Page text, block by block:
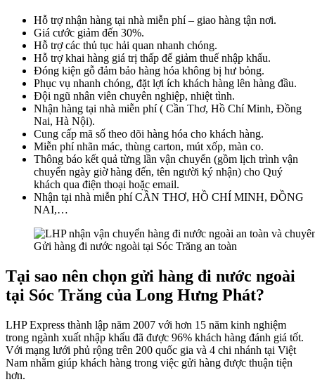
Hỗ trợ nhận hàng tại nhà miễn phí – giao hàng tận nơi.
Giá cước giảm đến 30%.
Hỗ trợ các thủ tục hải quan nhanh chóng.
Hỗ trợ khai hàng giá trị thấp để giảm thuế nhập khẩu.
Đóng kiện gỗ đảm bảo hàng hóa không bị hư bỏng.
Phục vụ nhanh chóng, đặt lợi ích khách hàng lên hàng đầu.
Đội ngũ nhân viên chuyên nghiệp, nhiệt tình.
Nhận hàng tại nhà miễn phí ( Cần Thơ, Hồ Chí Minh, Đồng
Nai, Hà Nội).
Cung cấp mã số theo dõi hàng hóa cho khách hàng.
Miễn phí nhãn mác, thùng carton, mút xốp, màn co.
Thông báo kết quả từng lần vận chuyển (gồm lịch trình vận
chuyển ngày giờ hàng đến, tên người ký nhận) cho Quý
khách qua điện thoại hoặc email.
Nhận tại nhà miễn phí CẦN THƠ, HỒ CHÍ MINH, ĐỒNG
NAI,…
Gửi hàng đi nước ngoài tại Sóc Trăng an toàn
Tại sao nên chọn gửi hàng đi nước ngoài
tại Sóc Trăng của Long Hưng Phát?
LHP Express thành lập năm 2007 với hơn 15 năm kinh nghiệm
trong ngành xuất nhập khẩu đã được 96% khách hàng đánh giá tốt.
Với mạng lưới phủ rộng trên 200 quốc gia và 4 chi nhánh tại Việt
Nam nhằm giúp khách hàng trong việc gửi hàng được thuận tiện
hơn.